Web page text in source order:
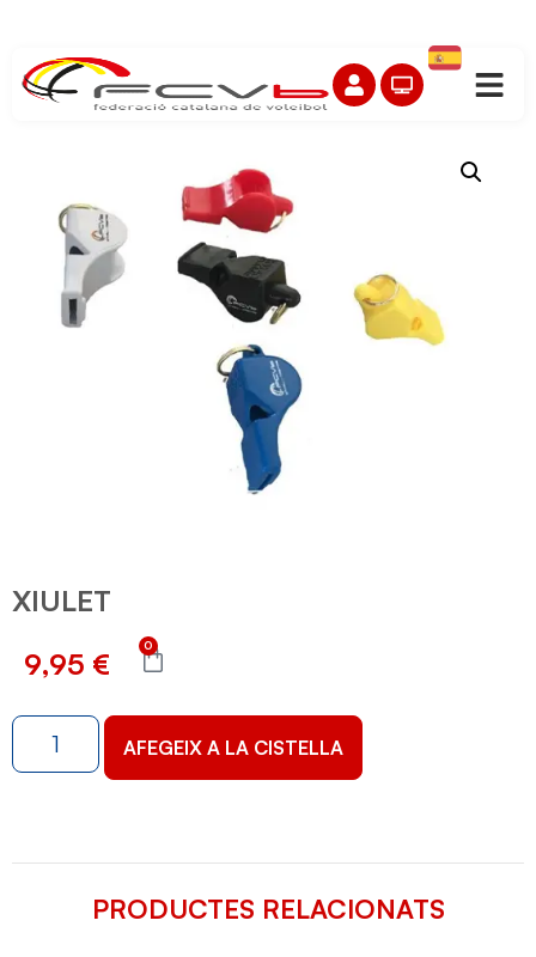
XIULET
9,95 €
0
AFEGEIX A LA CISTELLA
PRODUCTES RELACIONATS